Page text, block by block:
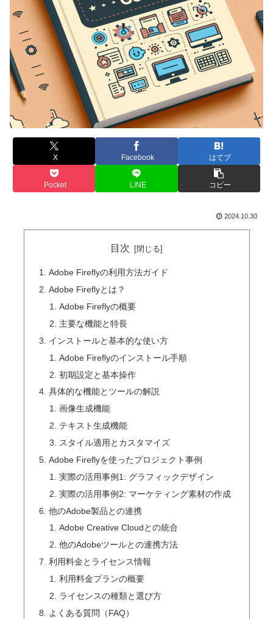
X Facebook はてブ
Pocket LINE コピー
2024.10.30
目次
Adobe Fireflyの利用方法ガイド
Adobe Fireflyとは？
Adobe Fireflyの概要
主要な機能と特長
インストールと基本的な使い方
Adobe Fireflyのインストール手順
初期設定と基本操作
具体的な機能とツールの解説
画像生成機能
テキスト生成機能
スタイル適用とカスタマイズ
Adobe Fireflyを使ったプロジェクト事例
実際の活用事例1: グラフィックデザイン
実際の活用事例2: マーケティング素材の作成
他のAdobe製品との連携
Adobe Creative Cloudとの統合
他のAdobeツールとの連携方法
利用料金とライセンス情報
利用料金プランの概要
ライセンスの種類と選び方
よくある質問（FAQ）